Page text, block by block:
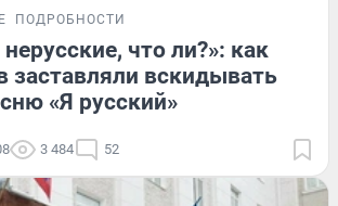
ПОДРОБНОСТИ
что ли?»: как
заставляли вскидывать
«Я русский»
3 484 52